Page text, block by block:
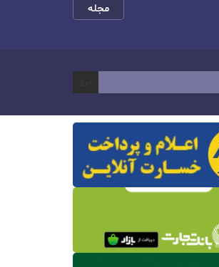
مجله